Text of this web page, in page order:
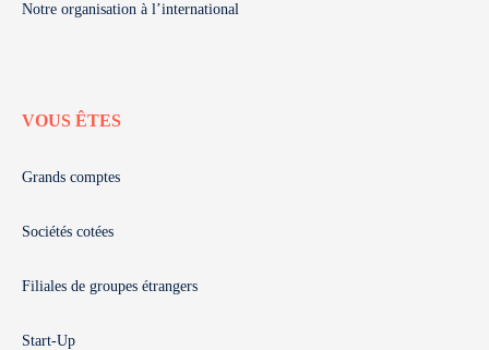
Notre organisation à l’international
VOUS ÊTES
Grands comptes
Sociétés cotées
Filiales de groupes étrangers
Start-Up